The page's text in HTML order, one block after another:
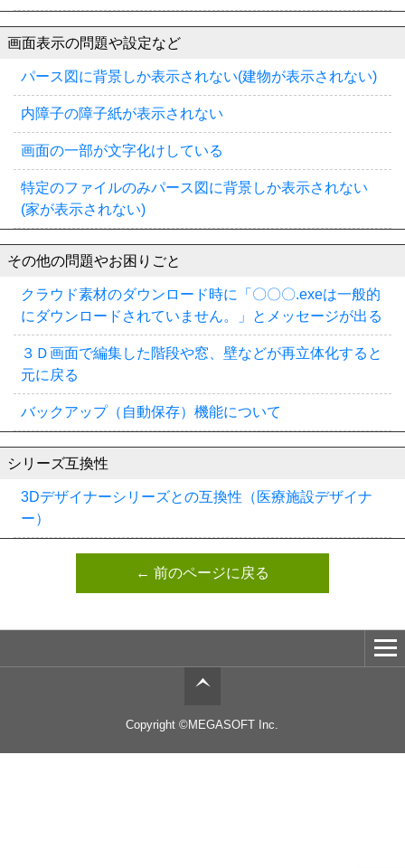
画面表示の問題や設定など
パース図に背景しか表示されない(建物が表示されない)
内障子の障子紙が表示されない
画面の一部が文字化けしている
特定のファイルのみパース図に背景しか表示されない
(家が表示されない)
その他の問題やお困りごと
クラウド素材のダウンロード時に「〇〇〇.exeは一般的
にダウンロードされていません。」とメッセージが出る
３Ｄ画面で編集した階段や窓、壁などが再立体化すると
元に戻る
バックアップ（自動保存）機能について
シリーズ互換性
3Dデザイナーシリーズとの互換性（医療施設デザイナ
ー）
← 前のページに戻る
Copyright ©MEGASOFT Inc.